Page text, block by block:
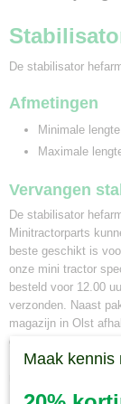
De stabilisator
Afmetingen
Minimale
Maximale
Vervangen
De stabilisator
Minitractorparts
beste geschikt is
onze mini tractor
besteld voor 12.00
verzonden. Naast
magazijn in Olst
geopend voor
Maakt u hiervoor
Maak kennis